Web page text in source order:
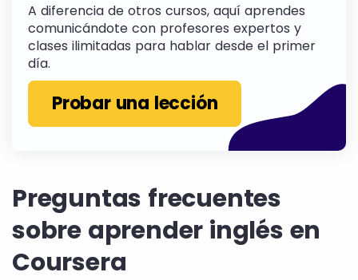
A diferencia de otros cursos, aquí aprendes
comunicándote con profesores expertos y
clases ilimitadas para hablar desde el primer
día.
Probar una lección
Preguntas frecuentes
sobre aprender inglés en
Coursera